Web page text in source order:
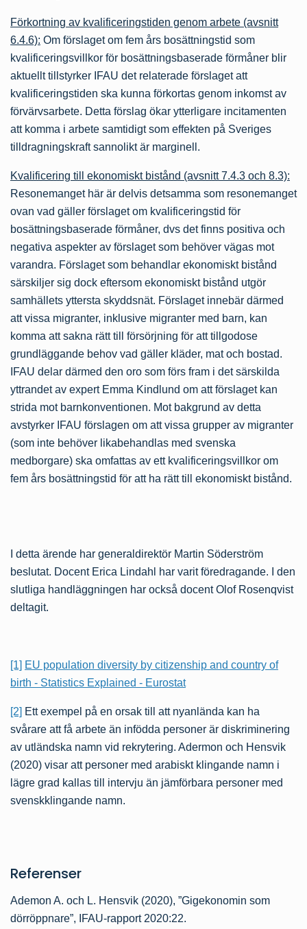
Förkortning av kvalificeringstiden genom arbete (avsnitt
6.4.6): Om förslaget om fem års bosättningstid som
kvalificeringsvillkor för bosättningsbaserade förmåner blir
aktuellt tillstyrker IFAU det relaterade förslaget att
kvalificeringstiden ska kunna förkortas genom inkomst av
förvärvsarbete. Detta förslag ökar ytterligare incitamenten
att komma i arbete samtidigt som effekten på Sveriges
tilldragningskraft sannolikt är marginell.
Kvalificering till ekonomiskt bistånd (avsnitt 7.4.3 och 8.3):
Resonemanget här är delvis detsamma som resonemanget
ovan vad gäller förslaget om kvalificeringstid för
bosättningsbaserade förmåner, dvs det finns positiva och
negativa aspekter av förslaget som behöver vägas mot
varandra. Förslaget som behandlar ekonomiskt bistånd
särskiljer sig dock eftersom ekonomiskt bistånd utgör
samhällets yttersta skyddsnät. Förslaget innebär därmed
att vissa migranter, inklusive migranter med barn, kan
komma att sakna rätt till försörjning för att tillgodose
grundläggande behov vad gäller kläder, mat och bostad.
IFAU delar därmed den oro som förs fram i det särskilda
yttrandet av expert Emma Kindlund om att förslaget kan
strida mot barnkonventionen. Mot bakgrund av detta
avstyrker IFAU förslagen om att vissa grupper av migranter
(som inte behöver likabehandlas med svenska
medborgare) ska omfattas av ett kvalificeringsvillkor om
fem års bosättningstid för att ha rätt till ekonomiskt bistånd.
I detta ärende har generaldirektör Martin Söderström
beslutat. Docent Erica Lindahl har varit föredragande. I den
slutliga handläggningen har också docent Olof Rosenqvist
deltagit.
[1] EU population diversity by citizenship and country of
birth - Statistics Explained - Eurostat
[2] Ett exempel på en orsak till att nyanlända kan ha
svårare att få arbete än infödda personer är diskriminering
av utländska namn vid rekrytering. Adermon och Hensvik
(2020) visar att personer med arabiskt klingande namn i
lägre grad kallas till intervju än jämförbara personer med
svenskklingande namn.
Referenser
Ademon A. och L. Hensvik (2020), ”Gigekonomin som
dörröppnare”, IFAU-rapport 2020:22.